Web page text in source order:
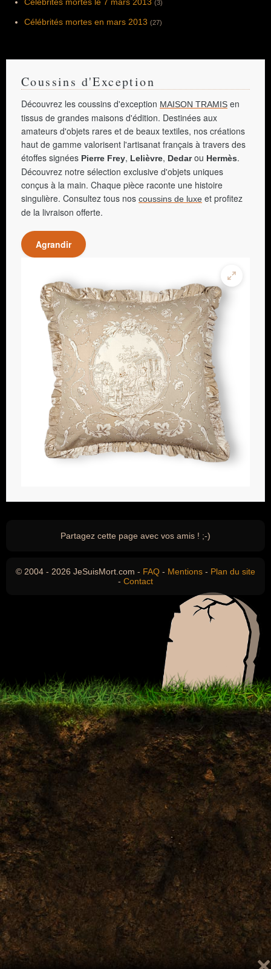
(3)
Célébrités mortes en mars 2013 (27)
Coussins d'Exception
Découvrez les coussins d'exception MAISON TRAMIS en
tissus de grandes maisons d'édition. Destinées aux
amateurs d'objets rares et de beaux textiles, nos créations
haut de gamme valorisent l'artisanat français à travers des
étoffes signées Pierre Frey, Lelièvre, Dedarou Hermès.
Découvrez notre sélection exclusive d'objets uniques
conçus à la main. Chaque pièce raconte une histoire
singulière. Consultez tous nos coussins de luxe et profitez
de la livraison offerte.
Agrandir
Partagez cette page avec vos amis ! ;-)
© 2004 - 2026 JeSuisMort.com - FAQ - Mentions - Plan du site
- Contact